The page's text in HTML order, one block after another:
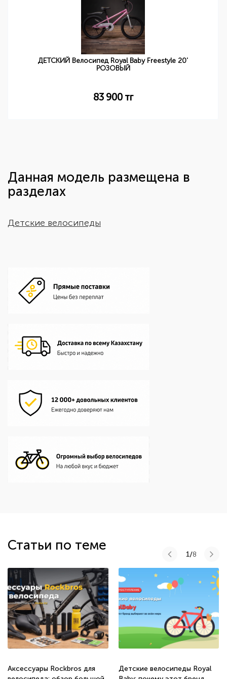
ДЕТСКИЙ Велосипед Royal Baby Freestyle 20'
РОЗОВЫЙ
83 900тг
Данная модель размещена в
разделах
Детские велосипеды
Статьи по теме
Аксессуары Rockbros для
Детские велосипеды Royal
1/8